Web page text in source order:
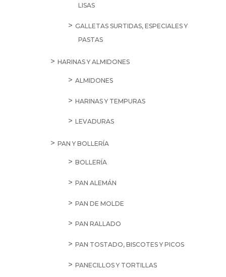
LISAS
GALLETAS SURTIDAS, ESPECIALES Y
PASTAS
HARINAS Y ALMIDONES
ALMIDONES
HARINAS Y TEMPURAS
LEVADURAS
PAN Y BOLLERÍA
BOLLERÍA
PAN ALEMÁN
PAN DE MOLDE
PAN RALLADO
PAN TOSTADO, BISCOTES Y PICOS
PANECILLOS Y TORTILLAS